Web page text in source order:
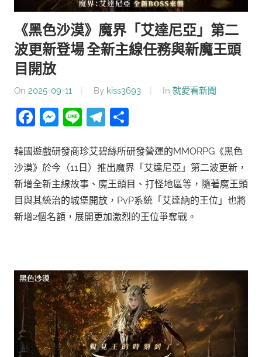
《黑色沙漠》魔界「艾達尼亞」第二
波更新登場 全新主線任務與新魔王頭
目開放
On 2025-09-11 By kiss3693 In 就愛看新聞
Facebook
Messenger
LineTelegram
韓國遊戲研發商珍艾碧絲所研發營運的MMORPG《黑色
沙漠》於今（11日）推出魔界「艾達尼亞」第二波更新，
新增全新主線故事、魔王頭目、打怪地區等，隨著魔王頭
目與其統治的城堡開放，PvP系統「艾達納的王位」也將
新增2個名額，展開更加激烈的王位爭奪戰。